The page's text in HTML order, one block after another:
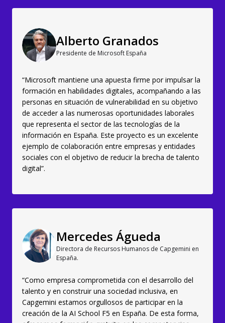
Alberto Granados
Presidente de Microsoft España
“Microsoft mantiene una apuesta firme por impulsar la
formación en habilidades digitales, acompañando a las
personas en situación de vulnerabilidad en su objetivo
de acceder a las numerosas oportunidades laborales
que representa el sector de las tecnologías de la
información en España. Este proyecto es un excelente
ejemplo de colaboración entre empresas y entidades
sociales con el objetivo de reducir la brecha de talento
digital”.
Mercedes Águeda
Directora de Recursos Humanos de Capgemini en
España.
“Como empresa comprometida con el desarrollo del
talento y en construir una sociedad inclusiva, en
Capgemini estamos orgullosos de participar en la
creación de la AI School F5 en España. De esta forma,